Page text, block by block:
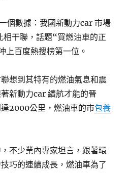
個數據：我國新動力car 市場
干聯，話題“買燃油車的正
上百度熱搜榜第一位。
想到其特有的燃油氣息和震
新動力car 續航才能的晉
2000公里，燃油車的市包養
不少業內專家坦言，跟著環
巧的連續成長，燃油車為了